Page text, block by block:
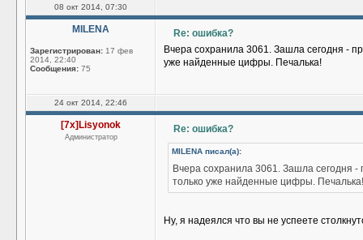
08 окт 2014, 07:30
MILENA
Зарегистрирован: 17 фев
2014, 22:40
Сообщения: 75
Re: ошибка?
Вчера сохранила 3061. Зашла сегодня -
уже найденные цифры. Печалька!
24 окт 2014, 22:46
[7x]Lisyonok
Администратор
Re: ошибка?
MILENA писал(а):
Вчера сохранила 3061. Зашла сегодня -
только уже найденные цифры. Печалька!
Ну, я надеялся что вы не успеете